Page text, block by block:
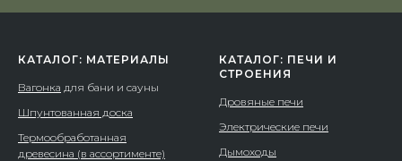
КАТАЛОГ: МАТЕРИАЛЫ
Вагонка для бани и сауны
Шпунтованная доска
Термообработанная
древесина (в ассортименте)
КАТАЛОГ: ПЕЧИ И
СТРОЕНИЯ
Дровяные печи
Электрические печи
Дымоходы